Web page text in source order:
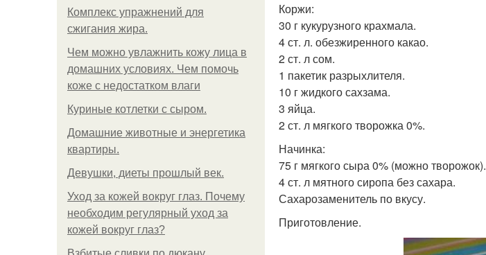
Комплекс упражнений для
сжигания жира.
Чем можно увлажнить кожу лица в
домашних условиях. Чем помочь
коже с недостатком влаги
Куриные котлетки с сыром.
Домашние животные и энергетика
квартиры.
Девушки, диеты прошлый век.
Уход за кожей вокруг глаз. Почему
необходим регулярный уход за
кожей вокруг глаз?
Коржи:
30 г кукурузного крахмала.
4 ст. л. обезжиренного какао.
2 ст. л сом.
1 пакетик разрыхлителя.
10 г жидкого сахзама.
3 яйца.
2 ст. л мягкого творожка 0%.
Начинка:
75 г мягкого сыра 0% (можно творожок).
4 ст. л мятного сиропа без сахара.
Сахарозаменитель по вкусу.
Приготовление.